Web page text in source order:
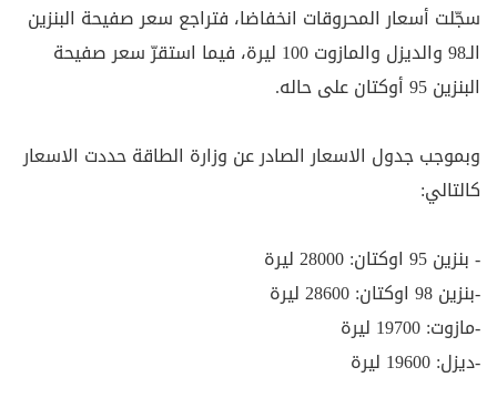
سجّلت أسعار المحروقات انخفاضا، فتراجع سعر صفيحة البنزين
الـ98 والديزل والمازوت 100 ليرة، فيما استقرّ سعر صفيحة
البنزين 95 أوكتان على حاله.
وبموجب جدول الاسعار الصادر عن وزارة الطاقة حددت الاسعار
كالتالي:
- بنزين 95 اوكتان: 28000 ليرة
-بنزين 98 اوكتان: 28600 ليرة
-مازوت: 19700 ليرة
-ديزل: 19600 ليرة